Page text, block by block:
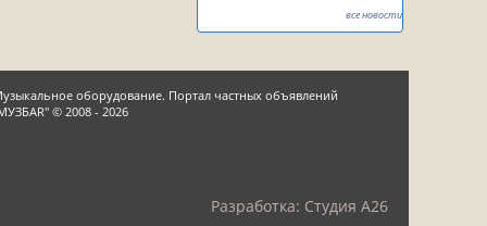
все новости
оборудование. Портал частных объявлений
© 2008 - 2026
Разработка: Студия A26